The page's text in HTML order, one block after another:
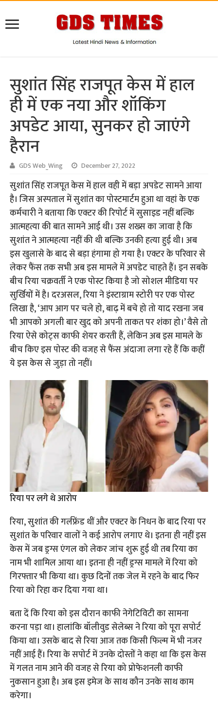
सुशांत सिंह राजपूत केस में हाल
ही में एक नया और शॉकिंग
अपडेट आया, सुनकर हो जाएंगे
हैरान
GDS Web_Wing December 27, 2022
सुशांत सिंह राजपूत केस में हाल वही में बड़ा अपडेट सामने आया
है। जिस अस्पताल में सुशांत का पोस्टमार्टम हुआ था वहां के एक
कर्मचारी ने बताया कि एक्टर की रिपोर्ट में सुसाइड नहीं बल्कि
आत्महत्या की बात सामने आई थी। उस शख्स का जावा है कि
सुशांत ने आत्महत्या नहीं की थी बल्कि उनकी हत्या हुई थी। अब
इस खुलासे के बाद से बड़ा हंगामा हो गया है। एक्टर के परिवार से
लेकर फैंस तक सभी अब इस मामले में अपडेट चाहते हैं। इन सबके
बीच रिया चक्रवर्ती ने एक पोस्ट किया है जो सोशल मीडिया पर
सुर्खियों में है। दरअसल, रिया ने इंस्टाग्राम स्टोरी पर एक पोस्ट
लिखा है, ‘आप आग पर चले हो, बाढ़ में बचे हो तो याद रखना जब
भी आपको अगली बार खुद को अपनी ताकत पर शंका हो।’ वैसे तो
रिया ऐसे कोट्स काफी शेयर करती हैं, लेकिन अब इस मामले के
बीच किए इस पोस्ट की वजह से फैंस अंदाजा लगा रहे हैं कि कहीं
ये इस केस से जुड़ा तो नहीं।
रिया पर लगे थे आरोप
रिया, सुशांत की गर्लफ्रेंड थीं और एक्टर के निधन के बाद रिया पर
सुशांत के परिवार वालों ने कई आरोप लगाए थे। इतना ही नहीं इस
केस में जब ड्रग्स एंगल को लेकर जांच शुरू हुई थी तब रिया का
नाम भी शामिल आया था। इतना ही नहीं ड्रग्स मामले में रिया को
गिरफ्तार भी किया था। कुछ दिनों तक जेल में रहने के बाद फिर
रिया को रिहा कर दिया गया था।
बता दें कि रिया को इस दौरान काफी नेगेटिविटी का सामना
करना पड़ा था। हालांकि बॉलीवुड सेलेब्स ने रिया को पूरा सपोर्ट
किया था। उसके बाद से रिया आज तक किसी फिल्म में भी नजर
नहीं आई हैं। रिया के सपोर्ट में उनके दोस्तों ने कहा था कि इस केस
में गलत नाम आने की वजह से रिया को प्रोफेशनली काफी
नुकसान हुआ है। अब इस इमेज के साथ कौन उनके साथ काम
करेगा।